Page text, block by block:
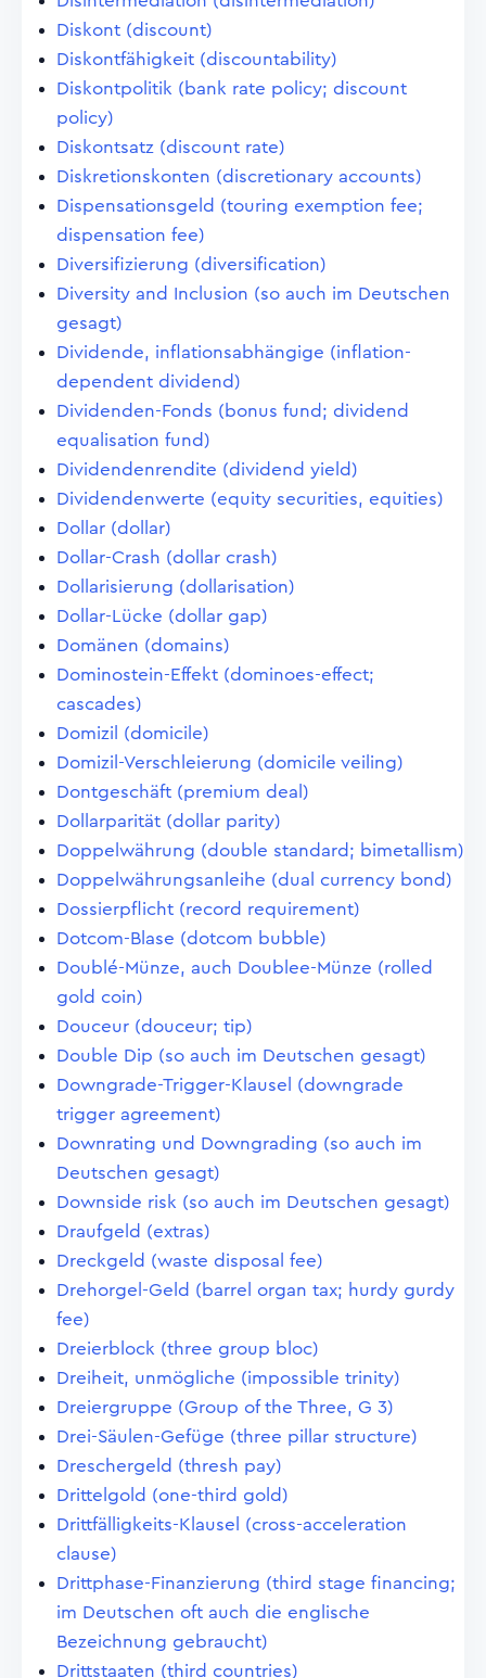
Diskont (discount)
Diskontfähigkeit (discountability)
Diskontpolitik (bank rate policy; discount
policy)
Diskontsatz (discount rate)
Diskretionskonten (discretionary accounts)
Dispensationsgeld (touring exemption fee;
dispensation fee)
Diversifizierung (diversification)
Diversity and Inclusion (so auch im Deutschen
gesagt)
Dividende, inflationsabhängige (inflation-
dependent dividend)
Dividenden-Fonds (bonus fund; dividend
equalisation fund)
Dividendenrendite (dividend yield)
Dividendenwerte (equity securities, equities)
Dollar (dollar)
Dollar-Crash (dollar crash)
Dollarisierung (dollarisation)
Dollar-Lücke (dollar gap)
Domänen (domains)
Dominostein-Effekt (dominoes-effect;
cascades)
Domizil (domicile)
Domizil-Verschleierung (domicile veiling)
Dontgeschäft (premium deal)
Dollarparität (dollar parity)
Doppelwährung (double standard; bimetallism)
Doppelwährungsanleihe (dual currency bond)
Dossierpflicht (record requirement)
Dotcom-Blase (dotcom bubble)
Doublé-Münze, auch Doublee-Münze (rolled
gold coin)
Douceur (douceur; tip)
Double Dip (so auch im Deutschen gesagt)
Downgrade-Trigger-Klausel (downgrade
trigger agreement)
Downrating und Downgrading (so auch im
Deutschen gesagt)
Downside risk (so auch im Deutschen gesagt)
Draufgeld (extras)
Dreckgeld (waste disposal fee)
Drehorgel-Geld (barrel organ tax; hurdy gurdy
fee)
Dreierblock (three group bloc)
Dreiheit, unmögliche (impossible trinity)
Dreiergruppe (Group of the Three, G 3)
Drei-Säulen-Gefüge (three pillar structure)
Dreschergeld (thresh pay)
Drittelgold (one-third gold)
Drittfälligkeits-Klausel (cross-acceleration
clause)
Drittphase-Finanzierung (third stage financing;
im Deutschen oft auch die englische
Bezeichnung gebraucht)
Drittstaaten (third countries)